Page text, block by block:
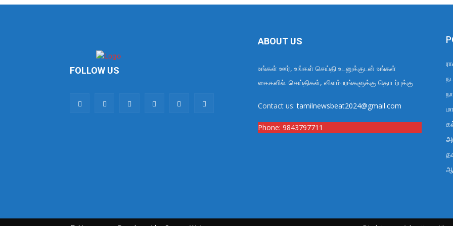
FOLLOW US
ABOUT US
உங்கள் ஊர், உங்கள் செய்தி உடனுக்குடன் உங்கள்
கைகளில். செய்திகள், விளம்பரங்களுக்கு தொடர்புக்கு
Contact us:tamilnewsbeat2024@gmail.com
Phone: 9843797711